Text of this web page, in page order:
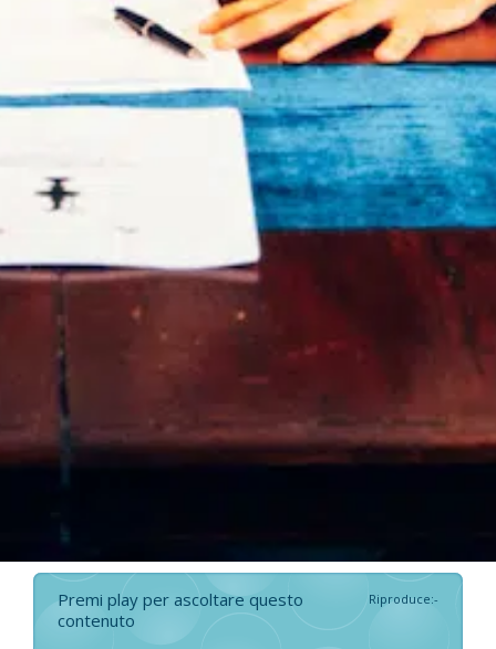
Premi play per ascoltare questo
contenuto
Riproduce:-